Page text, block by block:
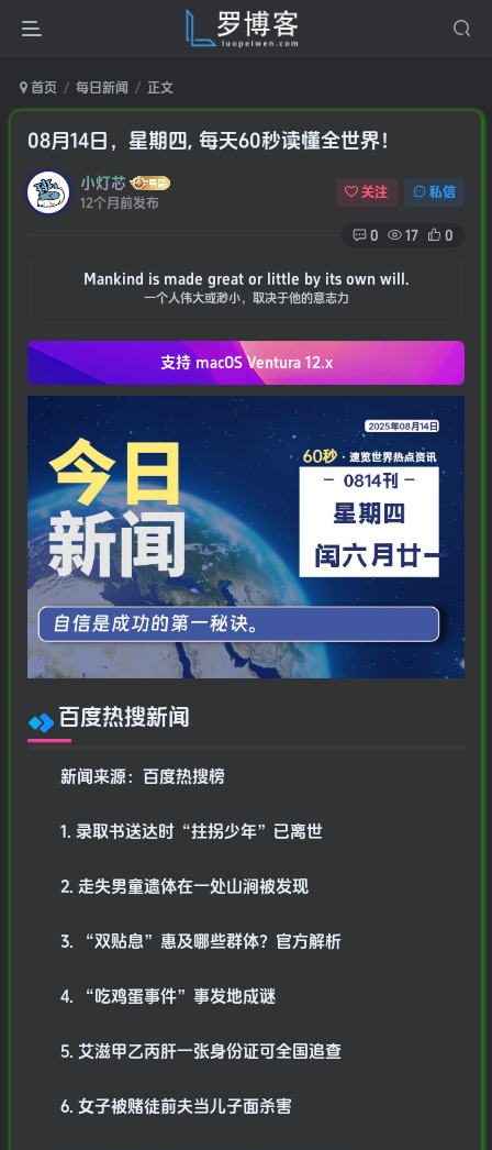
首页 每日新闻 正文
08月14日，星期四, 每天60秒读懂全世界！
小灯芯
12个月前发布
关注 私信
0 17 0
Mankind is made great or little by its own will.
一个人伟大或渺小，取决于他的意志力
支持 macOSVentura 12.x
百度热搜新闻
新闻来源：百度热搜榜
1. 录取书送达时“拄拐少年”已离世
2. 走失男童遗体在一处山涧被发现
3. “双贴息”惠及哪些群体？官方解析
4. “吃鸡蛋事件”事发地成谜
5. 艾滋甲乙丙肝一张身份证可全国追查
6. 女子被赌徒前夫当儿子面杀害